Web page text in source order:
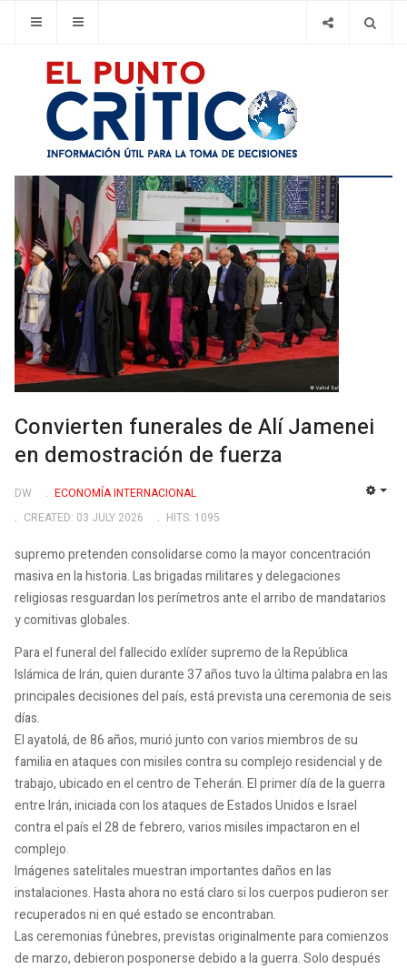
Convierten funerales de Alí Jamenei
en demostración de fuerza
DW
ECONOMÍA INTERNACIONAL
CREATED: 03 JULY 2026
HITS: 1095
supremo pretenden consolidarse como la mayor concentración
masiva en la historia. Las brigadas militares y delegaciones
religiosas resguardan los perímetros ante el arribo de mandatarios
y comitivas globales.
Para el funeral del fallecido exlíder supremo de la República
Islámica de Irán, quien durante 37 años tuvo la última palabra en las
principales decisiones del país, está prevista una ceremonia de seis
días.
El ayatolá, de 86 años, murió junto con varios miembros de su
familia en ataques con misiles contra su complejo residencial y de
trabajo, ubicado en el centro de Teherán. El primer día de la guerra
entre Irán, iniciada con los ataques de Estados Unidos e Israel
contra el país el 28 de febrero, varios misiles impactaron en el
complejo.
Imágenes satelitales muestran importantes daños en las
instalaciones. Hasta ahora no está claro si los cuerpos pudieron ser
recuperados ni en qué estado se encontraban.
Las ceremonias fúnebres, previstas originalmente para comienzos
de marzo, debieron posponerse debido a la guerra. Solo después